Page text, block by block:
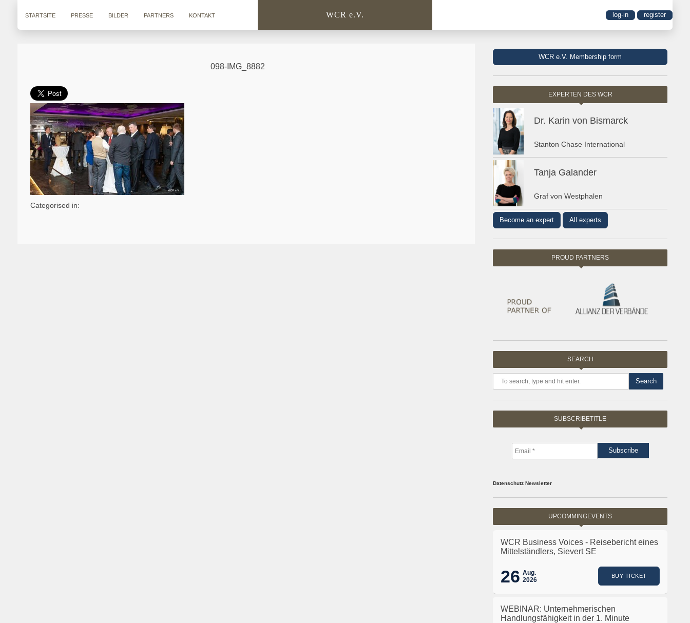
STARTSITE PRESSE BILDER PARTNERS KONTAKT WCR e.V. log-in register
098-IMG_8882
Categorised in:
WCR e.V. Membership form
EXPERTEN DES WCR
Dr. Karin von Bismarck
Stanton Chase International
Tanja Galander
Graf von Westphalen
Become an expert All experts
PROUD PARTNERS
SEARCH
Search
SUBSCRIBETITLE
Datenschutz Newsletter
UPCOMMINGEVENTS
WCR Business Voices - Reisebericht eines
Mittelständlers, Sievert SE
26 Aug.
2026
BUY TICKET
WEBINAR: Unternehmerischen
Handlungsfähigkeit in der 1. Minute